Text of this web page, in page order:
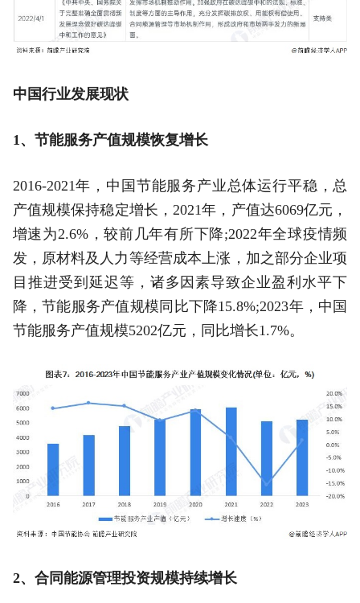
中国行业发展现状
1、节能服务产值规模恢复增长
2016-2021年，中国节能服务产业总体运行平稳，总
产值规模保持稳定增长，2021年，产值达6069亿元，
增速为2.6%，较前几年有所下降;2022年全球疫情频
发，原材料及人力等经营成本上涨，加之部分企业项
目推进受到延迟等，诸多因素导致企业盈利水平下
降，节能服务产值规模同比下降15.8%;2023年，中国
节能服务产值规模5202亿元，同比增长1.7%。
2、合同能源管理投资规模持续增长